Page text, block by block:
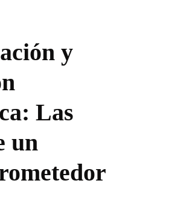
y
Las
un